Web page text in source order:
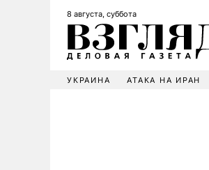
8 августа, суббота
УКРАИНА АТАКА НА ИРАН